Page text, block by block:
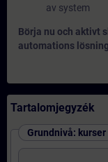
av system
Börja nu och aktivt
automations
Tartalomjegyzék
Grundnivå: kurser